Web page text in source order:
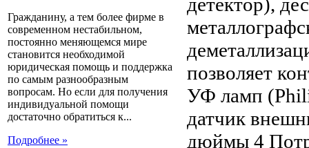
Гражданину, а тем более фирме в
современном нестабильном,
постоянно меняющемся мире
становится необходимой
юридическая помощь и поддержка
по самым разнообразным
вопросам. Но если для получения
индивидуальной помощи
достаточно обратиться к...
Подробнее »
позволяет
УФ ламп
датчик
дюймы 4